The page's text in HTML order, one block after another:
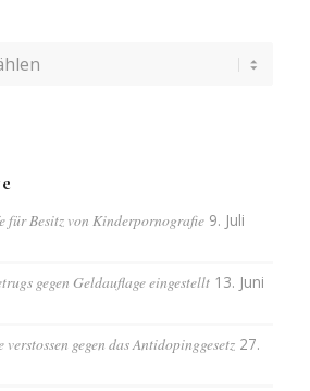
für Besitz von Kinderpornografie 9. Juli
gegen Geldauflage eingestellt 13. Juni
gegen das Antidopinggesetz 27.